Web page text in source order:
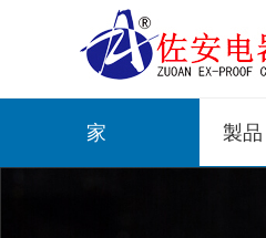
家 製品